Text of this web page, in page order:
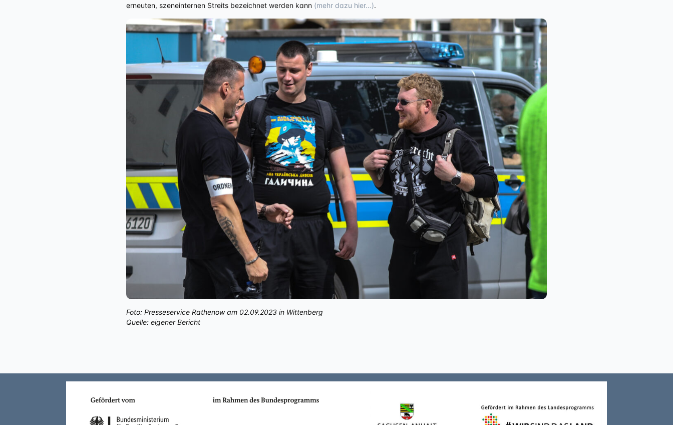
erneuten, szeneinternen Streits bezeichnet werden kann (mehr dazu hier…).
Foto: Presseservice Rathenow am 02.09.2023 in Wittenberg
Quelle: eigener Bericht